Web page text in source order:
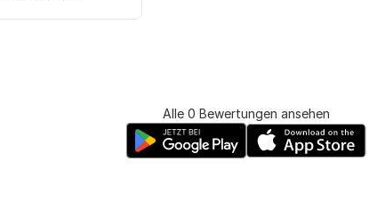
Alle 0 Bewertungen ansehen